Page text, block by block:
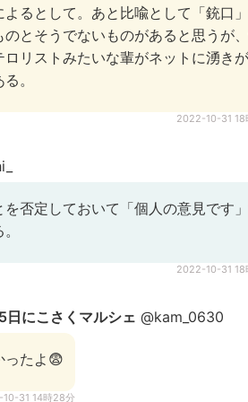
るとして。あと比喩として「銃口
とそうでないものがあると思うが
リストみたいな輩がネットに湧き
。
2022-10-31 18
否定しておいて「個人の意見です
2022-10-31 18
日にこさくマルシェ @kam_0630
ったよ😨
31 14時28分